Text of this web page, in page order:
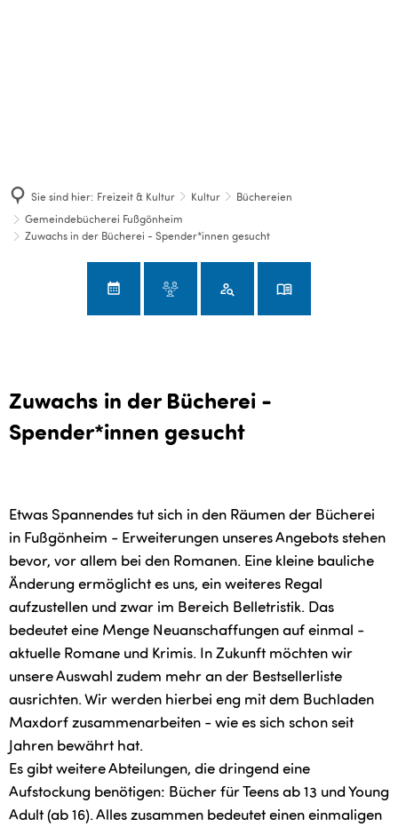
Sie sind hier: Freizeit & Kultur Kultur
Büchereien
Gemeindebücherei Fußgönheim
Zuwachs in der Bücherei - Spender*innen gesucht
Zuwachs in der Bücherei -
Spender*innen gesucht
Etwas Spannendes tut sich in den Räumen der Bücherei
in Fußgönheim - Erweiterungen unseres Angebots stehen
bevor, vor allem bei den Romanen. Eine kleine bauliche
Änderung ermöglicht es uns, ein weiteres Regal
aufzustellen und zwar im Bereich Belletristik. Das
bedeutet eine Menge Neuanschaffungen auf einmal -
aktuelle Romane und Krimis. In Zukunft möchten wir
unsere Auswahl zudem mehr an der Bestsellerliste
ausrichten. Wir werden hierbei eng mit dem Buchladen
Maxdorf zusammenarbeiten - wie es sich schon seit
Jahren bewährt hat.
Es gibt weitere Abteilungen, die dringend eine
Aufstockung benötigen: Bücher für Teens ab 13 und Young
Adult (ab 16). Alles zusammen bedeutet einen einmaligen